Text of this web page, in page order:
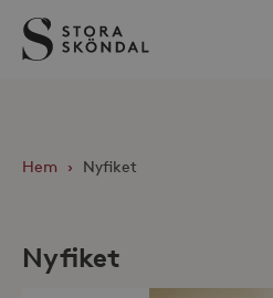
Stora
Sköndal
Hem › Nyfiket
Nyfiket